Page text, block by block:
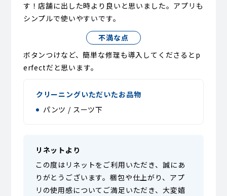
す！店舗に出した時より良いと思いました。アプリも
シンプルで使いやすいです。
不満な点
ボタンつけなど、簡単な修理も導入してくださるとp
erfectだと思います。
クリーニングいただいたお品物
パンツ / スーツ下
リネットより
この度はリネットをご利用いただき、誠にあ
りがとうございます。梱包や仕上がり、アプ
リの使用感についてご満足いただき、大変嬉